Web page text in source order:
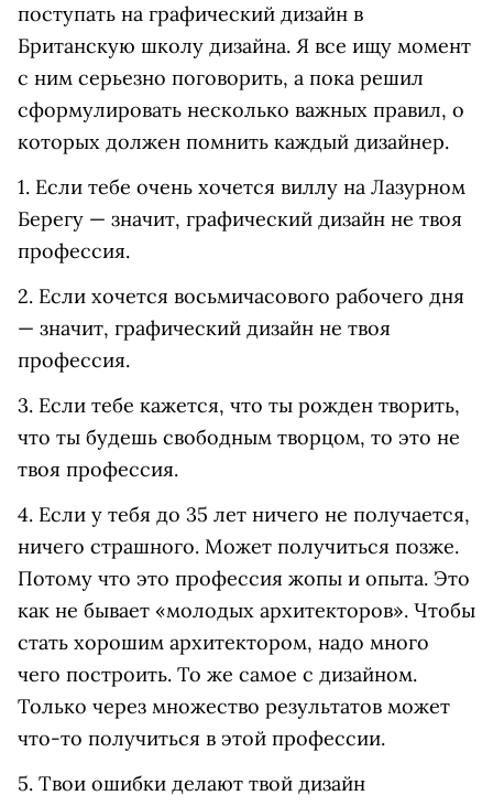
поступать на графический дизайн в
Британскую школу дизайна. Я все ищу момент
с ним серьезно поговорить, а пока решил
сформулировать несколько важных правил, о
которых должен помнить каждый дизайнер.
1. Если тебе очень хочется виллу на Лазурном
Берегу — значит, графический дизайн не твоя
профессия.
2. Если хочется восьмичасового рабочего дня
— значит, графический дизайн не твоя
профессия.
3. Если тебе кажется, что ты рожден творить,
что ты будешь свободным творцом, то это не
твоя профессия.
4. Если у тебя до 35 лет ничего не получается,
ничего страшного. Может получиться позже.
Потому что это профессия жопы и опыта. Это
как не бывает «молодых архитекторов». Чтобы
стать хорошим архитектором, надо много
чего построить. То же самое с дизайном.
Только через множество результатов может
что-то получиться в этой профессии.
5. Твои ошибки делают твой дизайн